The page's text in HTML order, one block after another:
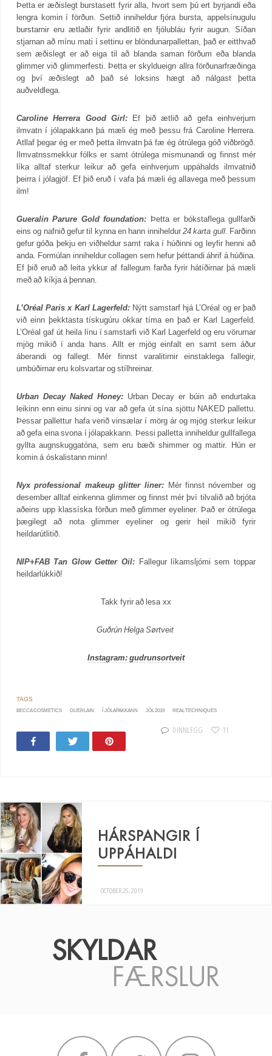
Þetta er æðislegt burstasett fyrir alla, hvort sem þú ert byrjandi eða
lengra komin í förðun. Settið inniheldur fjóra bursta, appelsínugulu
burstarnir eru ætlaðir fyrir andlitið en fjólubláu fyrir augun. Síðan
stjarnan að mínu mati í settinu er blöndunarpallettan, það er eitthvað
sem æðislegt er að eiga til að blanda saman förðum eða blanda
glimmer við glimmerfesti. Þetta er skyldueign allra förðunarfræðinga
og því æðislegt að það sé loksins hægt að nálgast þetta
auðveldlega.
Caroline Herrera Good Girl:
Ef þið ætlið að gefa einhverjum
ilmvatn í jólapakkann þá mæli ég með þessu frá Caroline Herrera.
Atllaf þegar ég er með þetta ilmvatn þá fæ ég ótrúlega góð viðbrögð.
Ilmvatnssmekkur fólks er samt ótrúlega mismunandi og finnst mér
líka alltaf sterkur leikur að gefa einhverjum uppáhalds ilmvatnið
þeirra í jólagjöf. Ef þið eruð í vafa þá mæli ég allavega með þessum
ilm!
Gueralin Parure Gold foundation: Þetta er bókstaflega gullfarði
eins og nafnið gefur til kynna en hann inniheldur 24 karta gull. Farðinn
gefur góða þekju en viðheldur samt raka í húðinni og leyfir henni að
anda. Formúlan inniheldur collagen sem hefur þéttandi áhrif á húðina.
Ef þið eruð að leita ykkur af fallegum farða fyrir hátíðirnar þá mæli
með að kíkja á þennan.
L’Oréal Paris x Karl Lagerfeld: Nýtt samstarf hjá L’Oréal og er það
við einn þekktasta tískugúru okkar tíma en það er Karl Lagerfeld.
L’Oréal gaf út heila línu í samstarfi við Karl Lagerfeld og eru vörurnar
mjög mikið í anda hans. Allt er mjög einfalt en samt sem áður
áberandi og fallegt. Mér finnst varalitirnir einstaklega fallegir,
umbúðirnar eru kolsvartar og stílhreinar.
Urban Decay Naked Honey: Urban Decay er búin að endurtaka
leikinn enn einu sinni og var að gefa út sína sjöttu NAKED pallettu.
Þessar pallettur hafa verið vinsælar í mörg ár og mjög sterkur leikur
að gefa eina svona í jólapakkann. Þessi palletta inniheldur gullfallega
gyllta augnskuggatóna, sem eru bæði shimmer og mattir. Hún er
komin á óskalistann minn!
Nyx professional makeup glitter liner: Mér finnst nóvember og
desember alltaf einkenna glimmer og finnst mér því tilvalið að brjóta
aðeins upp klassíska förðun með glimmer eyeliner. Það er ótrúlega
þægilegt að nota glimmer eyeliner og gerir heil mikið fyrir
heildarútlitið.
NIP+FAB Tan Glow Getter Oil: Fallegur líkamsljómi sem toppar
heildarlúkkið!
Takk fyrir að lesa xx
Guðrún Helga Sørtveit
Instagram: gudrunsortveit
BECCA COSMETICS GUERLAIN Í JÓLAPAKKANN JÓL 2019 REAL TECHNIQUES
Tweet
0 INNLEGG 11
HÁRSPANGIR Í
UPPÁHALDI
OCTOBER 25, 2019
SKYLDAR
FÆRSLUR